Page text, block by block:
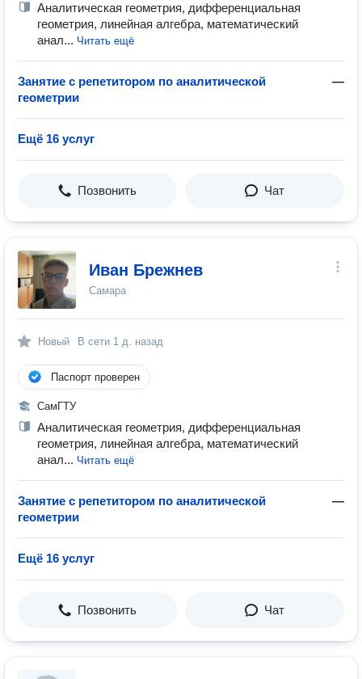
Аналитическая геометрия, дифференциальная
геометрия, линейная алгебра, математический
анал... Читать ещё
Занятие с репетитором по аналитической
геометрии
—
Ещё 16 услуг
Позвонить Чат
Иван Брежнев
Самара
Новый В сети 1 д. назад
Паспорт проверен
СамГТУ
Аналитическая геометрия, дифференциальная
геометрия, линейная алгебра, математический
анал... Читать ещё
Занятие с репетитором по аналитической
геометрии
—
Ещё 16 услуг
Позвонить Чат